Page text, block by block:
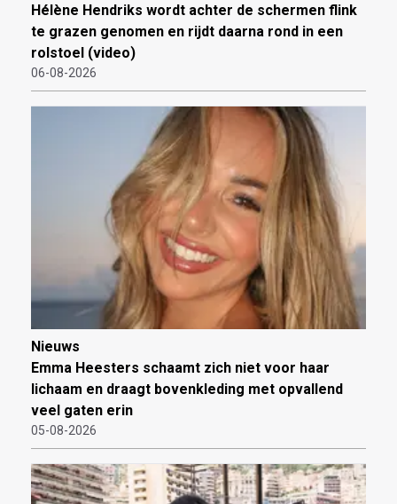
Hélène Hendriks wordt achter de schermen flink
te grazen genomen en rijdt daarna rond in een
rolstoel (video)
06-08-2026
Nieuws
Emma Heesters schaamt zich niet voor haar
lichaam en draagt bovenkleding met opvallend
veel gaten erin
05-08-2026